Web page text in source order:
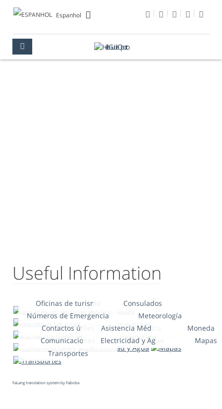
Espanhol
Useful Information
Oficinas de turismo
Consulados
Números de Emergencia
Meteorología
Contactos útiles
Asistencia Médica
Moneda
Comunicaciones
Electricidad y Agua
Mapas
Transportes
FaLang translation system by Faboba